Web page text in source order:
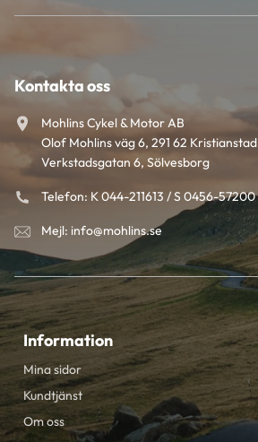
Kontakta oss
Mohlins Cykel & Motor AB
Olof Mohlins väg 6, 291 62 Kristianstad
Verkstadsgatan 6, Sölvesborg
Telefon: K 044-211613 / S 0456-57200
Mejl: info@mohlins.se
Information
Mina sidor
Kundtjänst
Om oss